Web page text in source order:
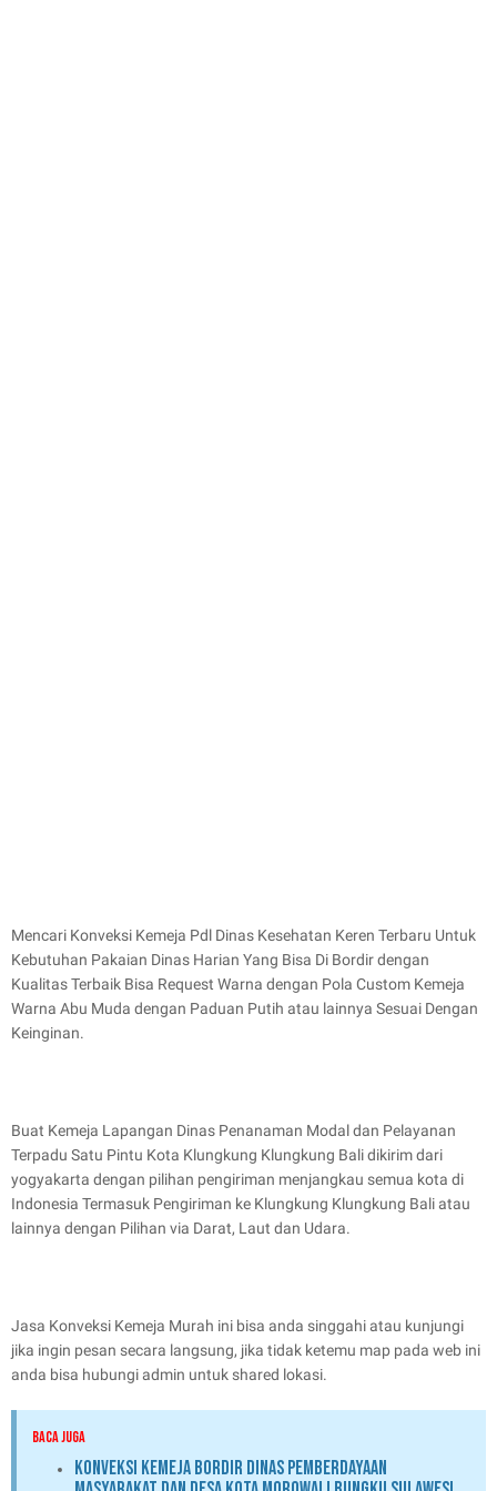
Mencari Konveksi Kemeja Pdl Dinas Kesehatan Keren Terbaru Untuk
Kebutuhan Pakaian Dinas Harian Yang Bisa Di Bordir dengan
Kualitas Terbaik Bisa Request Warna dengan Pola Custom Kemeja
Warna Abu Muda dengan Paduan Putih atau lainnya Sesuai Dengan
Keinginan.
Buat Kemeja Lapangan Dinas Penanaman Modal dan Pelayanan
Terpadu Satu Pintu Kota Klungkung Klungkung Bali dikirim dari
yogyakarta dengan pilihan pengiriman menjangkau semua kota di
Indonesia Termasuk Pengiriman ke Klungkung Klungkung Bali atau
lainnya dengan Pilihan via Darat, Laut dan Udara.
Jasa Konveksi Kemeja Murah ini bisa anda singgahi atau kunjungi
jika ingin pesan secara langsung, jika tidak ketemu map pada web ini
anda bisa hubungi admin untuk shared lokasi.
BACA JUGA
Konveksi Kemeja Bordir Dinas Pemberdayaan